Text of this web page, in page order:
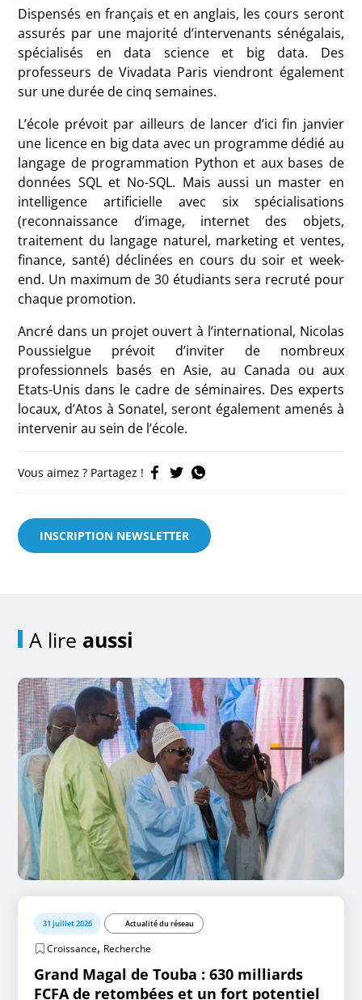
Dispensés en français et en anglais, les cours seront
assurés par une majorité d’intervenants sénégalais,
spécialisés en data science et big data. Des
professeurs de Vivadata Paris viendront également
sur une durée de cinq semaines.
L’école prévoit par ailleurs de lancer d’ici fin janvier
une licence en big data avec un programme dédié au
langage de programmation Python et aux bases de
données SQL et No-SQL. Mais aussi un master en
intelligence artificielle avec six spécialisations
(reconnaissance d’image, internet des objets,
traitement du langage naturel, marketing et ventes,
finance, santé) déclinées en cours du soir et week-
end. Un maximum de 30 étudiants sera recruté pour
chaque promotion.
Ancré dans un projet ouvert à l’international, Nicolas
Poussielgue prévoit d’inviter de nombreux
professionnels basés en Asie, au Canada ou aux
Etats-Unis dans le cadre de séminaires. Des experts
locaux, d’Atos à Sonatel, seront également amenés à
intervenir au sein de l’école.
Vous aimez ? Partagez !
INSCRIPTION NEWSLETTER
A lire aussi
31 juillet 2026 Actualité du réseau
Croissance, Recherche
Grand Magal de Touba : 630 milliards
FCFA de retombées et un fort potentiel